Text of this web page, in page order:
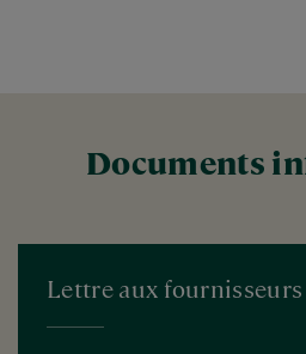
Documents
Lettre aux fournisseurs